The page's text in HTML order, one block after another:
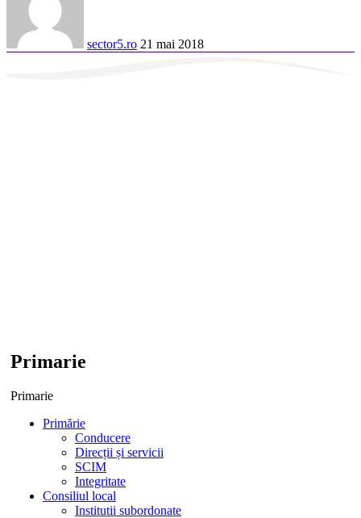
sector5.ro 21 mai 2018
Primarie
Primarie
Primărie
Conducere
Direcții și servicii
SCIM
Integritate
Consiliul local
Institutii subordonate